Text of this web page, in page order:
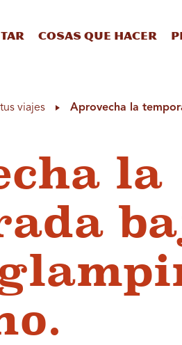
Cosas que hacer
viajes Aprovecha la
la